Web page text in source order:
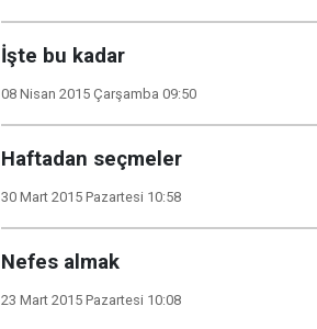
İşte bu kadar
08 Nisan 2015 Çarşamba 09:50
Haftadan seçmeler
30 Mart 2015 Pazartesi 10:58
Nefes almak
23 Mart 2015 Pazartesi 10:08